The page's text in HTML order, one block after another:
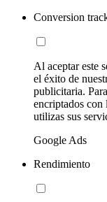
Conversion
Al aceptar este
el éxito de
publicitaria.
encriptados con
utilizas sus
Google Ads
Rendimiento